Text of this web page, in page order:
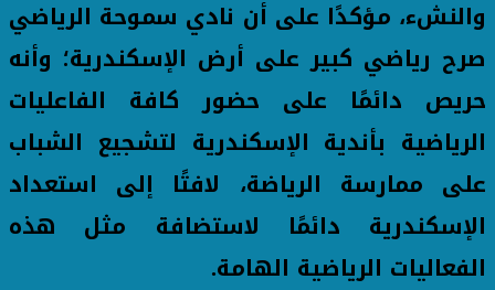
والنشء، مؤكدًا على أن نادي سموحة الرياضي
صرح رياضي كبير على أرض الإسكندرية؛ وأنه
حريص دائمًا على حضور كافة الفاعليات
الرياضية بأندية الإسكندرية لتشجيع الشباب
على ممارسة الرياضة، لافتًا إلى استعداد
الإسكندرية دائمًا لاستضافة مثل هذه
الفعاليات الرياضية الهامة.